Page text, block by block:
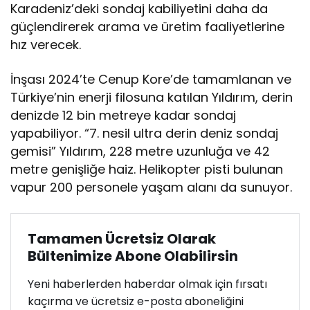
Karadeniz’deki sondaj kabiliyetini daha da
güçlendirerek arama ve üretim faaliyetlerine
hız verecek.
İnşası 2024’te Cenup Kore’de tamamlanan ve
Türkiye’nin enerji filosuna katılan Yıldırım, derin
denizde 12 bin metreye kadar sondaj
yapabiliyor. “7. nesil ultra derin deniz sondaj
gemisi” Yıldırım, 228 metre uzunluğa ve 42
metre genişliğe haiz. Helikopter pisti bulunan
vapur 200 personele yaşam alanı da sunuyor.
Tamamen Ücretsiz Olarak
Bültenimize Abone Olabilirsin
Yeni haberlerden haberdar olmak için fırsatı
kaçırma ve ücretsiz e-posta aboneliğini